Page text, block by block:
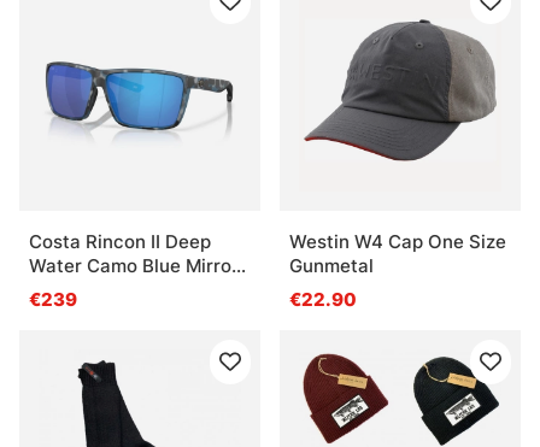
Costa Rincon II Deep
Water Camo Blue Mirror
580G
€239
Westin W4 Cap One Size
Gunmetal
€22.90